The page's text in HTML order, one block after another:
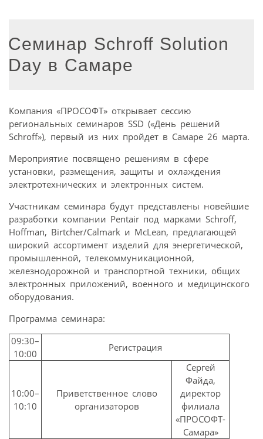
Семинар Schroff Solution
Day в Самаре
Компания «ПРОСОФТ» открывает сессию
региональных семинаров SSD («День решений
Schroff»), первый из них пройдет в Самаре 26 марта.
Мероприятие посвящено решениям в сфере
установки, размещения, защиты и охлаждения
электротехнических и электронных систем.
Участникам семинара будут представлены новейшие
разработки компании Pentair под марками Schroff,
Hoffman, Birtcher/Calmark и McLean, предлагающей
широкий ассортимент изделий для энергетической,
промышленной, телекоммуникационной,
железнодорожной и транспортной техники, общих
электронных приложений, военного и медицинского
оборудования.
Программа семинара:
09:30–
10:00
Регистрация
10:00–
10:10
Приветственное слово
организаторов
Сергей
Файда,
директор
филиала
«ПРОСОФТ-
Самара»